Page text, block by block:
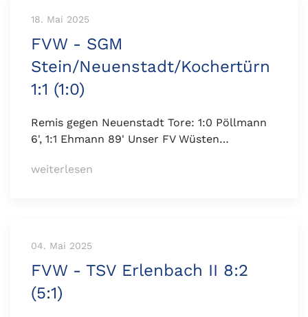
18. Mai 2025
FVW - SGM
Stein/Neuenstadt/Kochertürn
1:1 (1:0)
Remis gegen Neuenstadt Tore: 1:0 Pöllmann
6', 1:1 Ehmann 89' Unser FV Wüsten…
weiterlesen
04. Mai 2025
FVW - TSV Erlenbach II 8:2
(5:1)